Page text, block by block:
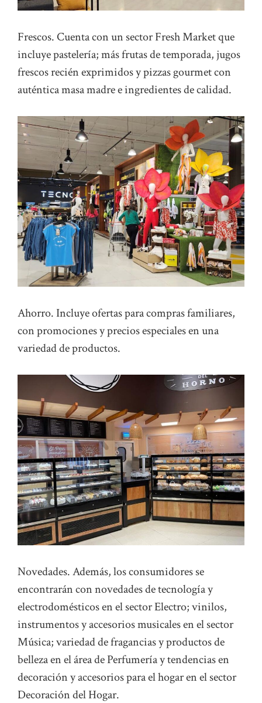
Frescos. Cuenta con un sector Fresh Market que
incluye pastelería; más frutas de temporada, jugos
frescos recién exprimidos y pizzas gourmet con
auténtica masa madre e ingredientes de calidad.
Ahorro. Incluye ofertas para compras familiares,
con promociones y precios especiales en una
variedad de productos.
Novedades. Además, los consumidores se
encontrarán con novedades de tecnología y
electrodomésticos en el sector Electro; vinilos,
instrumentos y accesorios musicales en el sector
Música; variedad de fragancias y productos de
belleza en el área de Perfumería y tendencias en
decoración y accesorios para el hogar en el sector
Decoración del Hogar.